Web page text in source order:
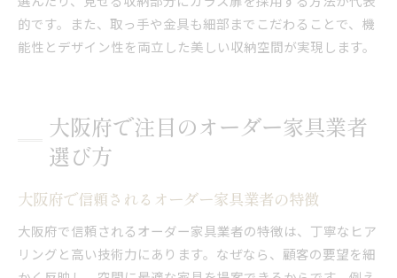
的です。また、取っ手や金具も細部までこだわることで、機
能性とデザイン性を両立した美しい収納空間が実現します。
大阪府で注目のオーダー家具業者
選び方
大阪府で信頼されるオーダー家具業者の特徴
大阪府で信頼されるオーダー家具業者の特徴は、丁寧なヒア
リングと高い技術力にあります。なぜなら、顧客の要望を細